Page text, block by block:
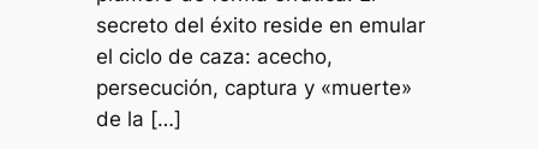
secreto del éxito reside en emular
el ciclo de caza: acecho,
persecución, captura y «muerte»
de la […]